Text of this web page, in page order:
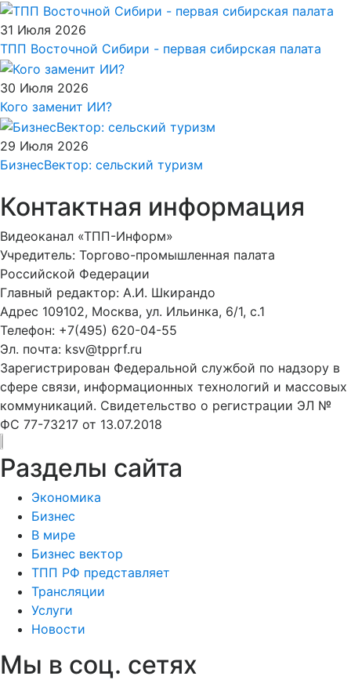
31 Июля 2026
ТПП Восточной Сибири - первая сибирская палата
30 Июля 2026
Кого заменит ИИ?
29 Июля 2026
БизнесВектор: сельский туризм
Контактная информация
Видеоканал «ТПП-Информ»
Учредитель: Торгово-промышленная палата
Российской Федерации
Главный редактор: А.И. Шкирандо
Адрес 109102, Москва, ул. Ильинка, 6/1, c.1
Телефон: +7(495) 620-04-55
Эл. почта: ksv@tpprf.ru
Зарегистрирован Федеральной службой по надзору в
сфере связи, информационных технологий и массовых
коммуникаций. Свидетельство о регистрации ЭЛ №
ФС 77-73217 от 13.07.2018
Разделы сайта
Экономика
Бизнес
В мире
Бизнес вектор
ТПП РФ представляет
Трансляции
Услуги
Новости
Мы в соц. сетях